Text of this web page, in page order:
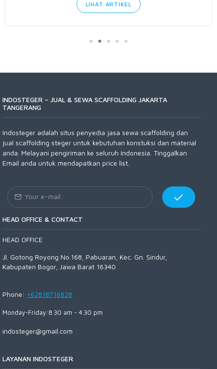
LIHAT ARTIKEL
INDOSTEGER – JUAL & SEWA SCAFFOLDING JAKARTA
TANGERANG
Indosteger adalah situs penyedia jasa sewa scaffolding dan
jual scaffolding steger untuk kebutuhan konstuksi dan material
anda. Melayani pengiriman ke seluruh Indonesia. Tinggalkan
Email anda untuk mendapatkan price list.
HEAD OFFICE & CONTACT
HEAD OFFICE
Jl. Gotong Royong No.168, Pabuaran, Kec. Gn. Sindur,
Kabupaten Bogor, Jawa Barat 16340
Phone: +62818716828
Monday-Friday:8.30 am - 4.30 pm
indosteger@gmail.com
LAYANAN INDOSTEGER